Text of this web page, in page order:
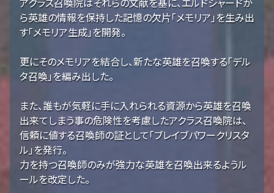
ら英雄の情報を保持した記憶の欠片「メモリア」を生み出
す「メモリア生成」を開発。
更にそのメモリアを結合し、新たな英雄を召喚する「デル
タ召喚」を編み出した。
また、誰もが気軽に手に入れられる資源から英雄を召喚
出来てしまう事の危険性を考慮したアクラス召喚院は、
信頼に値する召喚師の証として「ブレイブパワークリスタ
ル」を発行。
力を持つ召喚師のみが強力な英雄を召喚出来るようル
ールを改定した。